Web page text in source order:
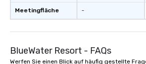
Meetingfläche -
BlueWater Resort - FAQs
Werfen Sie einen Blick auf häufig gestellte